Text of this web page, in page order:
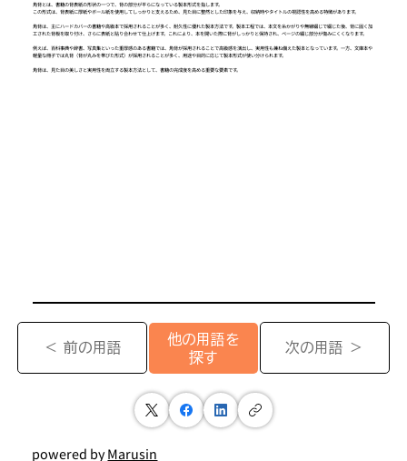
角背とは、書籍の背表紙の形状の一つで、背の部分が平らになっている製本形式を指します。
この形式は、背表紙に厚紙やボール紙を使用してしっかりと支えるため、見た目に整然とした印象を与え、収納時やタイトルの視認性を高める特徴があります。
角背は、主にハードカバーの書籍や高級本で採用されることが多く、耐久性に優れた製本方法です。製本工程では、本文を糸かがりや無線綴じで綴じた後、背に固く加
工された背板を取り付け、さらに表紙と貼り合わせて仕上げます。これにより、本を開いた際に背がしっかりと保持され、ページの綴じ部分が傷みにくくなります。
例えば、百科事典や辞書、写真集といった重厚感のある書籍では、角背が採用されることで高級感を演出し、実用性も兼ね備えた製本となっています。一方、文庫本や
軽量な冊子では丸背（背が丸みを帯びた形式）が採用されることが多く、用途や目的に応じて製本形式が使い分けられます。
角背は、見た目の美しさと実用性を両立する製本方法として、書籍の完成度を高める重要な要素です。
＜ 前の用語
他の用語を
探す
次の用語 ＞
powered byMarusin